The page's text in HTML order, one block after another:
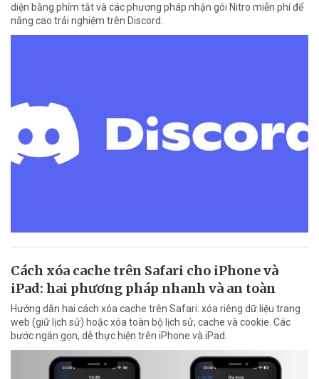
diện bằng phím tắt và các phương pháp nhận gói Nitro miễn phí để
nâng cao trải nghiệm trên Discord.
Cách xóa cache trên Safari cho iPhone và
iPad: hai phương pháp nhanh và an toàn
Hướng dẫn hai cách xóa cache trên Safari: xóa riêng dữ liệu trang
web (giữ lịch sử) hoặc xóa toàn bộ lịch sử, cache và cookie. Các
bước ngắn gọn, dễ thực hiện trên iPhone và iPad.